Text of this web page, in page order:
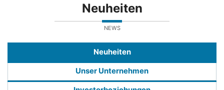
Neuheiten
NEWS
Neuheiten
Unser Unternehmen